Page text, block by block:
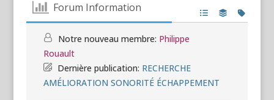
Forum Information
Notre nouveau membre: Philippe
Rouault
Dernière publication: RECHERCHE
AMÉLIORATION SONORITÉ ÉCHAPPEMENT